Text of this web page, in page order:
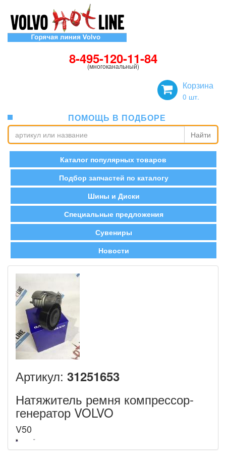
8-495-120-11-84
(многоканальный)
Корзина
0 шт.
ПОМОЩЬ В ПОДБОРЕ
Найти
Каталог популярных товаров
Подбор запчастей по каталогу
Шины и Диски
Специальные предложения
Сувениры
Новости
Артикул: 31251653
Натяжитель ремня компрессор-
генератор VOLVO
V50